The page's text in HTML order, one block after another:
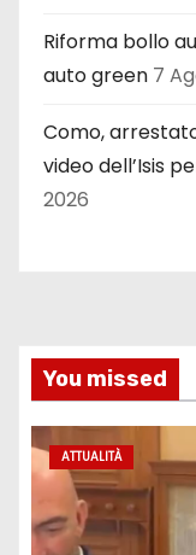
Riforma bollo
auto green 7
Como,
video dell’Isis
2026
You missed
ATTUALITÀ